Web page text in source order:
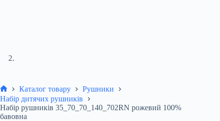
Головна
Каталог товару
Рушники
Набір дитячих рушників
Набір рушників 35_70_70_140_702RN рожевий 100%
бавовна